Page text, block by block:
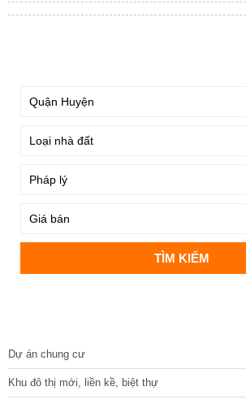
Dự án chung cư
Khu đô thị mới, liền kề, biệt thự